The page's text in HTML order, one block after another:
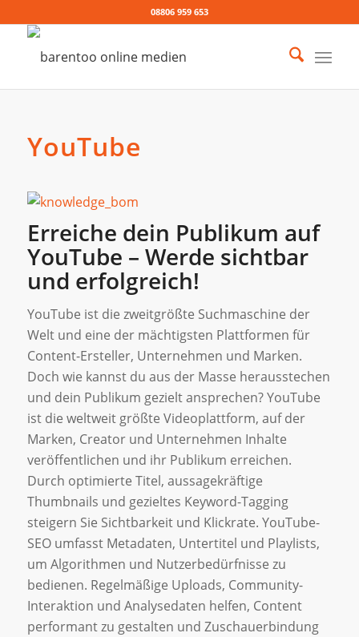
08806 959 653
YouTube
Erreiche dein Publikum auf
YouTube – Werde sichtbar
und erfolgreich!
YouTube ist die zweitgrößte Suchmaschine der
Welt und eine der mächtigsten Plattformen für
Content-Ersteller, Unternehmen und Marken.
Doch wie kannst du aus der Masse herausstechen
und dein Publikum gezielt ansprechen? YouTube
ist die weltweit größte Videoplattform, auf der
Marken, Creator und Unternehmen Inhalte
veröffentlichen und ihr Publikum erreichen.
Durch optimierte Titel, aussagekräftige
Thumbnails und gezieltes Keyword-Tagging
steigern Sie Sichtbarkeit und Klickrate. YouTube-
SEO umfasst Metadaten, Untertitel und Playlists,
um Algorithmen und Nutzerbedürfnisse zu
bedienen. Regelmäßige Uploads, Community-
Interaktion und Analysedaten helfen, Content
performant zu gestalten und Zuschauerbindung